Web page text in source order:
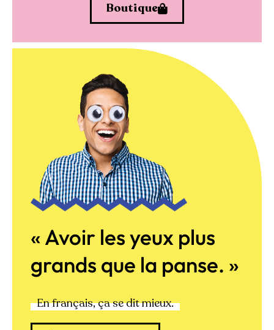
Boutique
« Avoir les yeux plus
grands que la panse. »
En français, ça se dit mieux.